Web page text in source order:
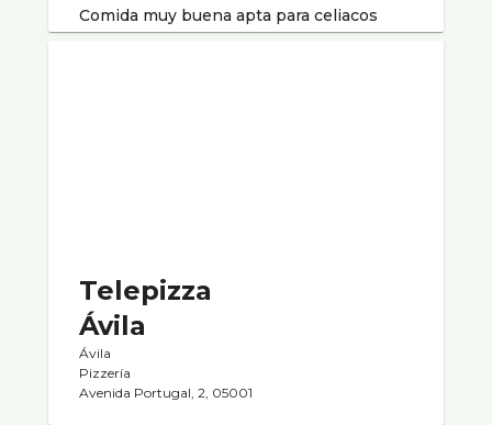
Comida muy buena apta para celiacos
Telepizza
Ávila
Ávila
Pizzerí­a
Avenida Portugal, 2, 05001